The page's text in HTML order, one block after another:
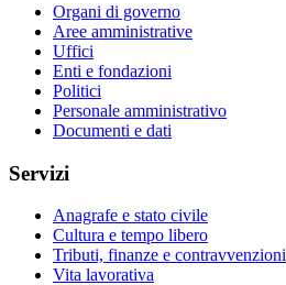
Organi di governo
Aree amministrative
Uffici
Enti e fondazioni
Politici
Personale amministrativo
Documenti e dati
Servizi
Anagrafe e stato civile
Cultura e tempo libero
Tributi, finanze e contravvenzioni
Vita lavorativa